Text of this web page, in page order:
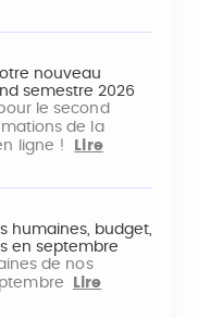
nouveau
semestre 2026
le second
de la
ligne !
Lire
humaines, budget,
en septembre
de nos
Lire